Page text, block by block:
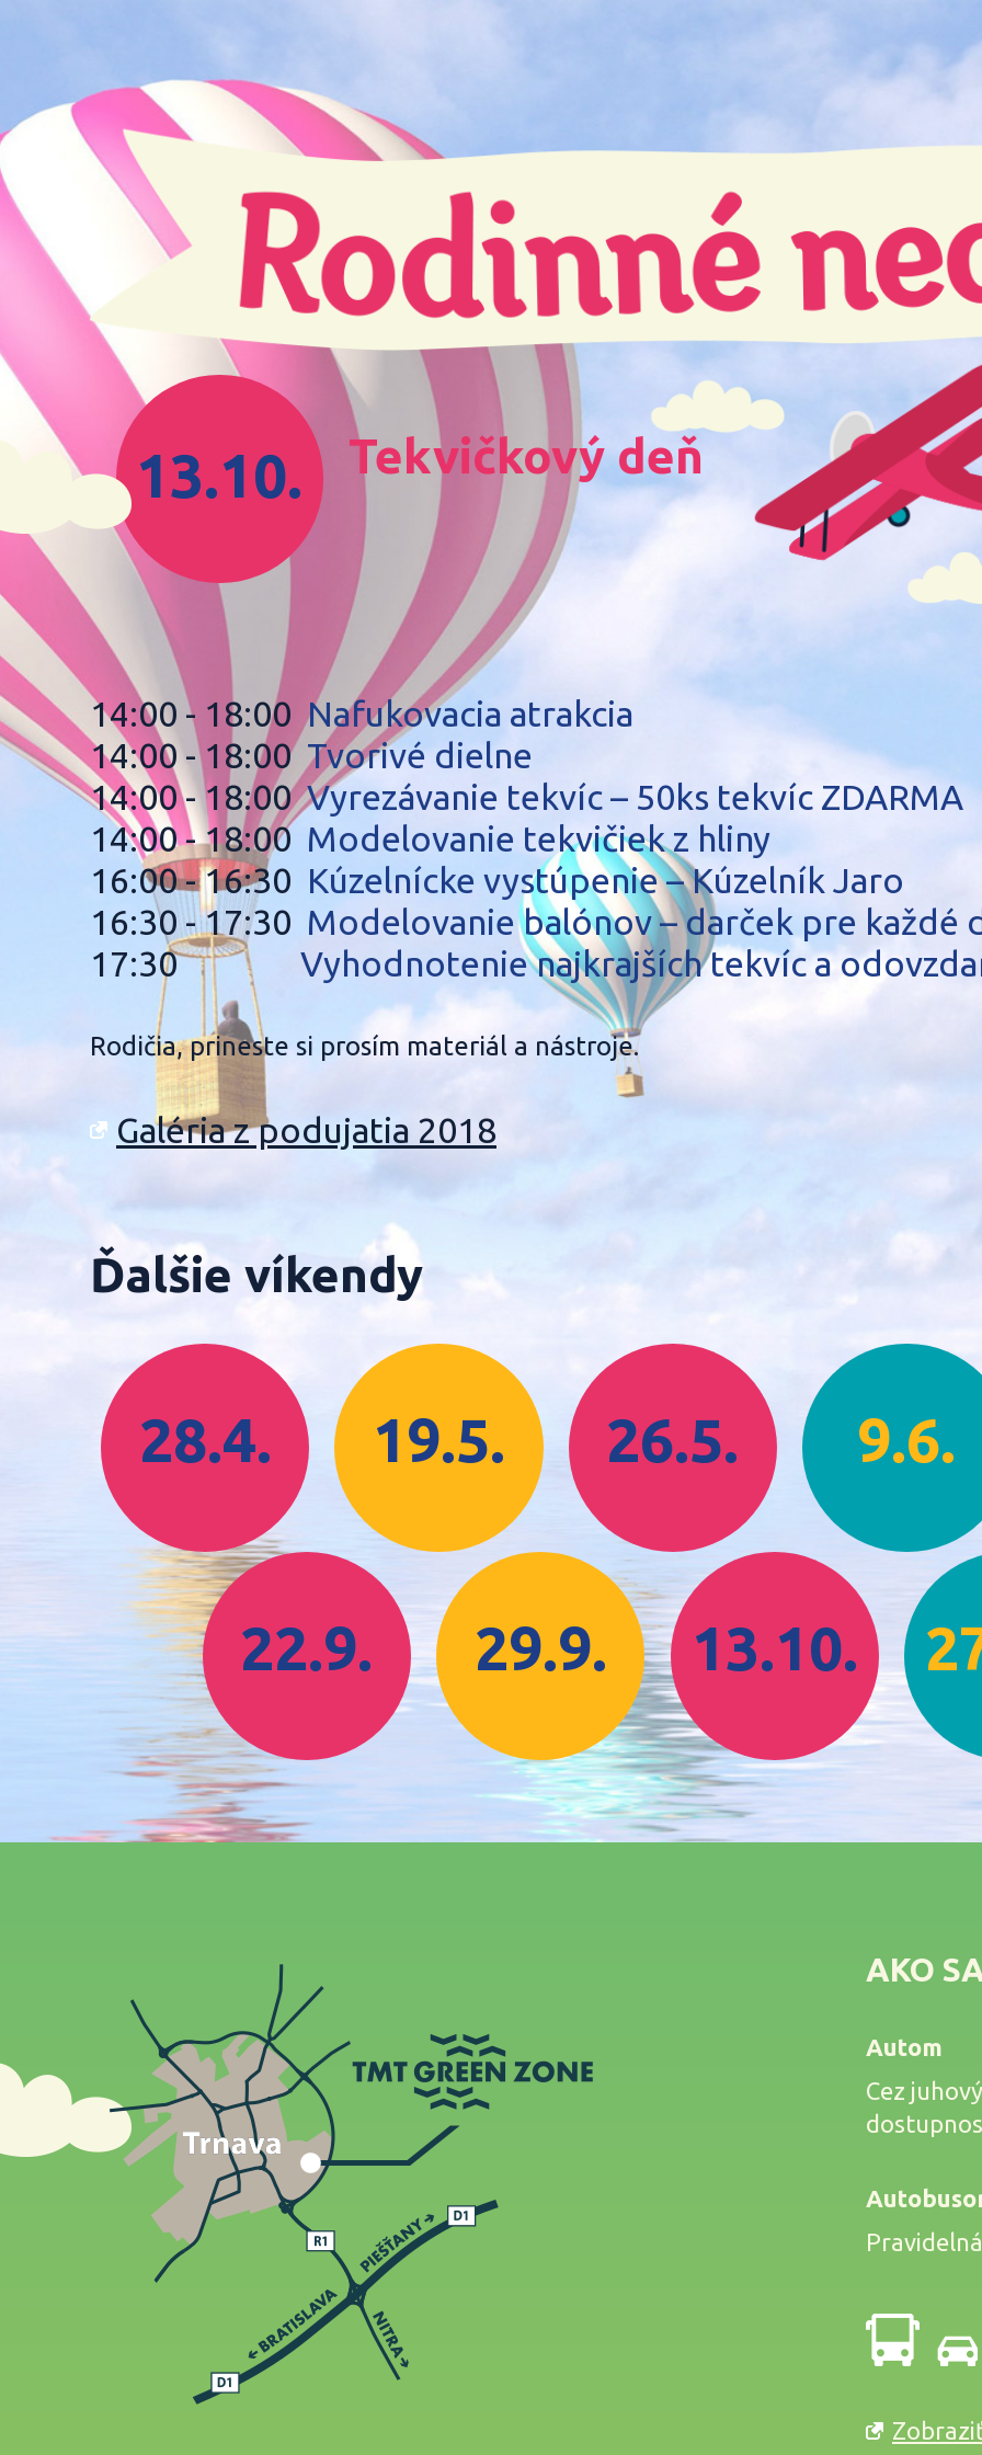
13.10. Tekvičkový deň
14:00 - 18:00Nafukovacia atrakcia
14:00 - 18:00 Tvorivé dielne
14:00 - 18:00Vyrezávanie tekvíc – 50ks tekvíc ZDARMA
14:00 - 18:00 Modelovanie tekvičiek z hliny
16:00 - 16:30 Kúzelnícke vystúpenie – Kúzelník Jaro
16:30 - 17:30 Modelovanie balónov – darček pre každé
17:30 Vyhodnotenie najkrajších tekvíc a
Rodičia, prineste si prosím materiál a nástroje.
Galéria z podujatia 2018
Ďalšie víkendy
28.4. 19.5. 26.5. 9.6.
22.9. 29.9. 13.10.
AKO
Autom
Cez